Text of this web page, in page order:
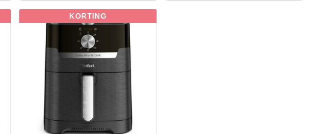
KORTING